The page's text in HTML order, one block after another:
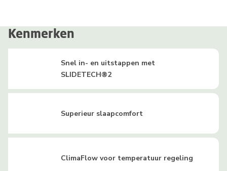
Kenmerken
Snel in- en uitstappen met
SLIDETECH®2
Superieur slaapcomfort
ClimaFlow voor temperatuur regeling